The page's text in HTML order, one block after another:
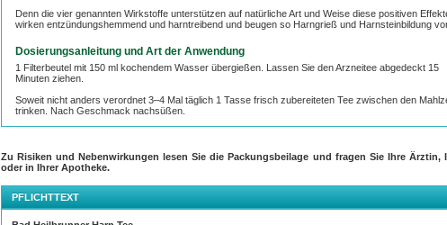
Denn die vier genannten Wirkstoffe unterstützen auf natürliche Art und Weise diese positiven
wirken entzündungshemmend und harntreibend und beugen so Harngrieß und Harnsteinbildung
Dosierungsanleitung und Art der Anwendung
1 Filterbeutel mit 150 ml kochendem Wasser übergießen. Lassen Sie den Arzneitee abgedeckt 15
Minuten ziehen.
Soweit nicht anders verordnet 3–4 Mal täglich 1 Tasse frisch zubereiteten Tee zwischen den
trinken. Nach Geschmack nachsüßen.
Zu Risiken und Nebenwirkungen lesen Sie die Packungsbeilage und fragen Sie Ihre Ärztin,
oder in Ihrer Apotheke.
PFLICHTTEXT